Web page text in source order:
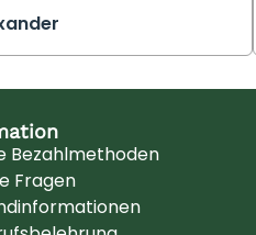
Bezahlmethoden
Fragen